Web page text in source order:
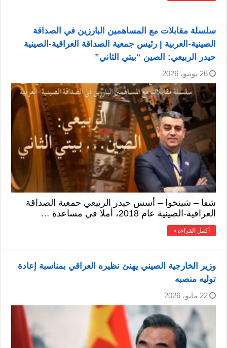
سلسلة مقابلات مع المساهمين البارزين في الصداقة
الصينية-العربية | رئيس جمعية الصداقة العراقية-الصينية
حيدر الربيعي: الصين “بيتي الثاني”
26 يونيو، 2026
شفا – شينخوا – أسس حيدر الربيعي جمعية الصداقة
العراقية-الصينية عام 2018، أملا في مساعدة …
أكمل القراءة »
وزير الخارجية الصيني يهنئ نظيره العراقي بمناسبة إعادة
توليه منصبه
22 مايو، 2026